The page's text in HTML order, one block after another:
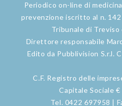
Periodico on-line di
prevenzione iscritto al n.
Tribunale di
Direttore responsabile
Edito da Pubblivision S.r.l.
C.F. Registro delle
Capitale Sociale €
Tel. 0422 697958 |